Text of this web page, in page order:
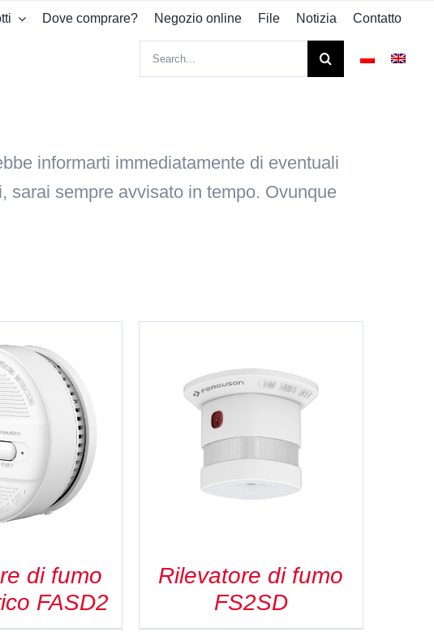
Dove comprare? Negozio online File Notizia Contatto
informarti immediatamente di eventuali
sarai sempre avvisato in tempo. Ovunque
di fumo
FASD2
DETAILS
Rilevatore di fumo
FS2SD